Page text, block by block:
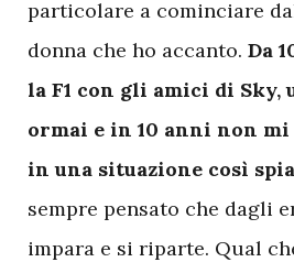
particolare a cominciare
donna che ho accanto. Da
la F1 con gli amici di Sky,
ormai e in 10 anni non
in una situazione così
sempre pensato che dagli
impara e si riparte. Qual